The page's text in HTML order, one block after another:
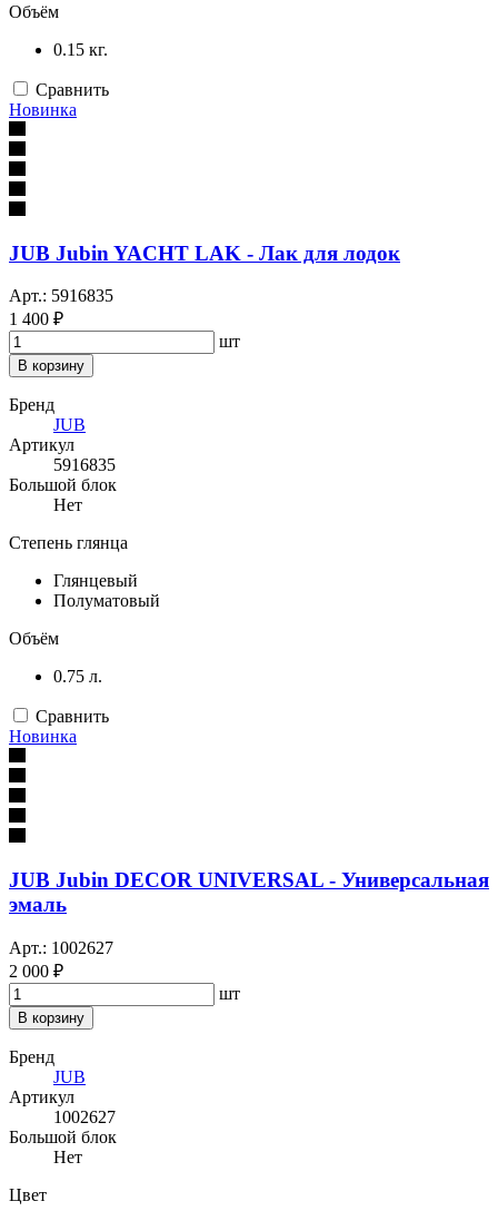
Объём
0.15 кг.
Сравнить
Новинка
JUB Jubin YACHT LAK - Лак для лодок
Арт.: 5916835
1 400 ₽
шт
В корзину
Бренд
JUB
Артикул
5916835
Большой блок
Нет
Степень глянца
Глянцевый
Полуматовый
Объём
0.75 л.
Сравнить
Новинка
JUB Jubin DECOR UNIVERSAL - Универсальная
эмаль
Арт.: 1002627
2 000 ₽
шт
В корзину
Бренд
JUB
Артикул
1002627
Большой блок
Нет
Цвет